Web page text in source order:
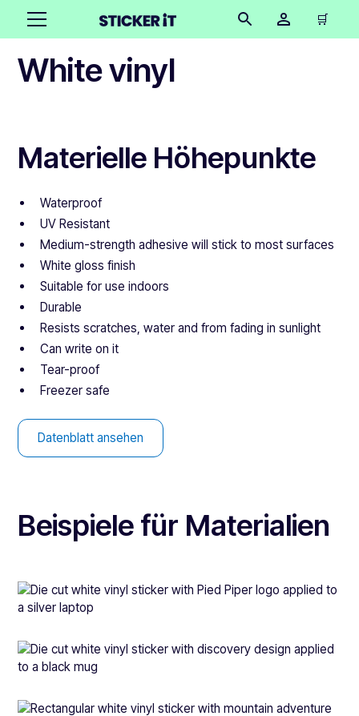
🛒
White vinyl
Materielle Höhepunkte
Waterproof
UV Resistant
Medium-strength adhesive will stick to most surfaces
White gloss finish
Suitable for use indoors
Durable
Resists scratches, water and from fading in sunlight
Can write on it
Tear-proof
Freezer safe
Datenblatt ansehen
Beispiele für Materialien